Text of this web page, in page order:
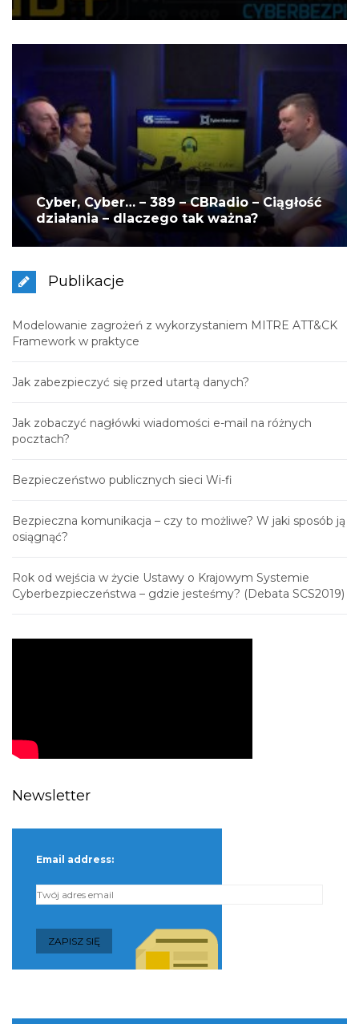
Cyber, Cyber… – 389 – CBRadio – Ciągłość
działania – dlaczego tak ważna?
Publikacje
Modelowanie zagrożeń z wykorzystaniem MITRE ATT&CK
Framework w praktyce
Jak zabezpieczyć się przed utartą danych?
Jak zobaczyć nagłówki wiadomości e-mail na różnych
pocztach?
Bezpieczeństwo publicznych sieci Wi-fi
Bezpieczna komunikacja – czy to możliwe? W jaki sposób ją
osiągnąć?
Rok od wejścia w życie Ustawy o Krajowym Systemie
Cyberbezpieczeństwa – gdzie jesteśmy? (Debata SCS2019)
Newsletter
Email address: